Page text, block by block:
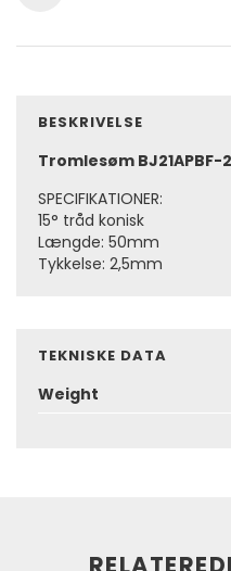
BESKRIVELSE
Tromlesøm BJ21APBF-2
SPECIFIKATIONER:
15° tråd konisk
Længde: 50mm
Tykkelse: 2,5mm
TEKNISKE DATA
Weight